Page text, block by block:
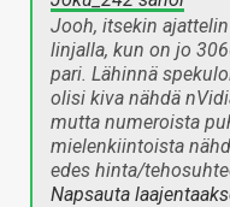
Jooh, itsekin
linjalla, kun on jo
pari. Lähinnä
olisi kiva nähdä
mutta numeroista
mielenkiintoista
edes hinta/
Napsauta